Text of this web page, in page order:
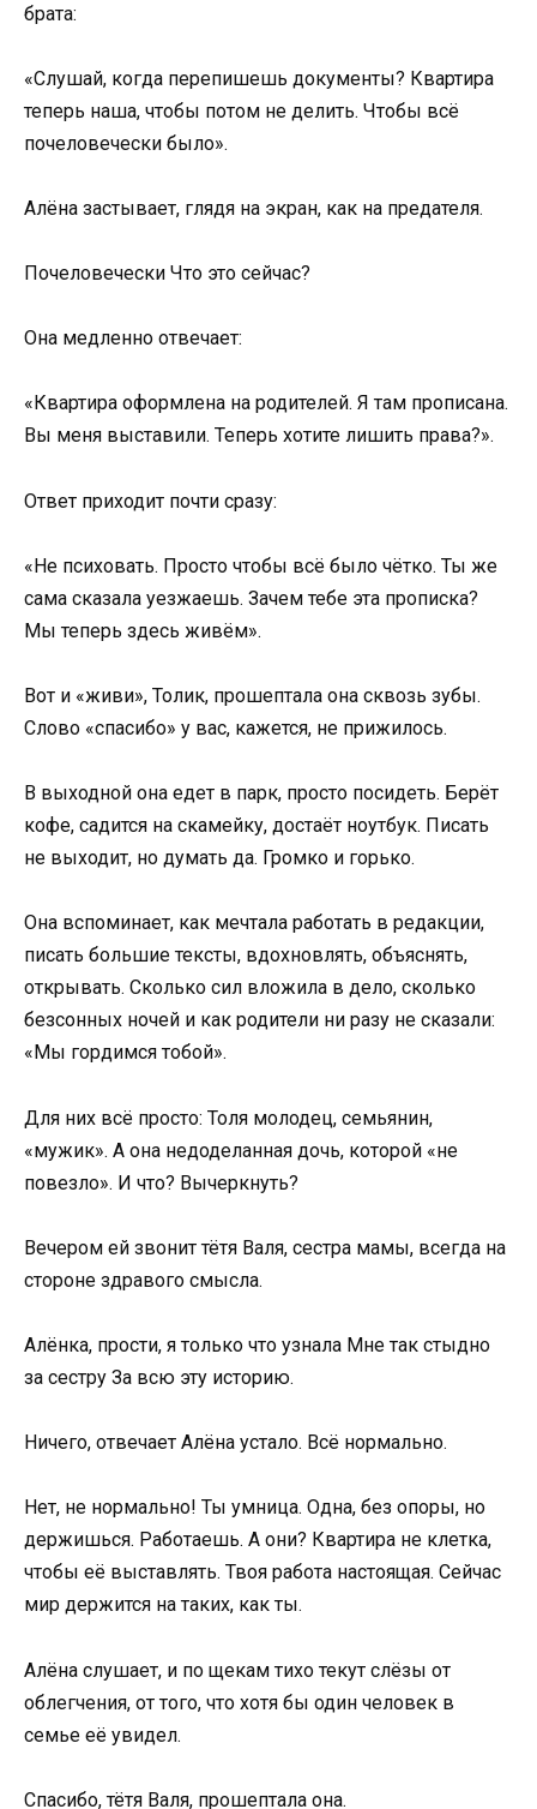
брата:
«Слушай, когда перепишешь документы? Квартира
теперь наша, чтобы потом не делить. Чтобы всё
почеловечески было».
Алёна застывает, глядя на экран, как на предателя.
Почеловечески Что это сейчас?
Она медленно отвечает:
«Квартира оформлена на родителей. Я там прописана.
Вы меня выставили. Теперь хотите лишить права?».
Ответ приходит почти сразу:
«Не психовать. Просто чтобы всё было чётко. Ты же
сама сказала уезжаешь. Зачем тебе эта прописка?
Мы теперь здесь живём».
Вот и «живи», Толик, прошептала она сквозь зубы.
Слово «спасибо» у вас, кажется, не прижилось.
В выходной она едет в парк, просто посидеть. Берёт
кофе, садится на скамейку, достаёт ноутбук. Писать
не выходит, но думать да. Громко и горько.
Она вспоминает, как мечтала работать в редакции,
писать большие тексты, вдохновлять, объяснять,
открывать. Сколько сил вложила в дело, сколько
безсонных ночей и как родители ни разу не сказали:
«Мы гордимся тобой».
Для них всё просто: Толя молодец, семьянин,
«мужик». А она недоделанная дочь, которой «не
повезло». И что? Вычеркнуть?
Вечером ей звонит тётя Валя, сестра мамы, всегда на
стороне здравого смысла.
Алёнка, прости, я только что узнала Мне так стыдно
за сестру За всю эту историю.
Ничего, отвечает Алёна устало. Всё нормально.
Нет, не нормально! Ты умница. Одна, без опоры, но
держишься. Работаешь. А они? Квартира не клетка,
чтобы её выставлять. Твоя работа настоящая. Сейчас
мир держится на таких, как ты.
Алёна слушает, и по щекам тихо текут слёзы от
облегчения, от того, что хотя бы один человек в
семье её увидел.
Спасибо, тётя Валя, прошептала она.